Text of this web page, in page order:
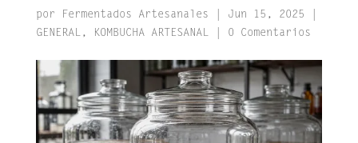
por Fermentados Artesanales Jun 15, 2025
GENERAL, KOMBUCHA ARTESANAL| 0 Comentarios